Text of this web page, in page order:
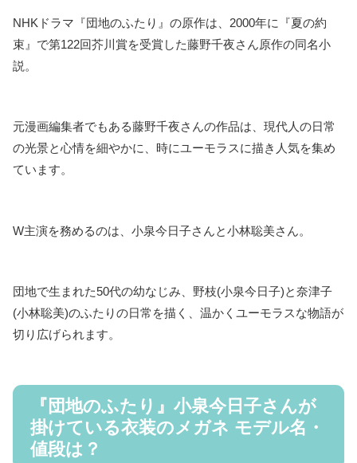
NHKドラマ『団地のふたり』の原作は、2000年に『夏の約
束』で第122回芥川賞を受賞した藤野千夜さん原作の同名小
説。
元漫画編集者でもある藤野千夜さんの作品は、現代人の日常
の光景と心情を細やかに、時にユーモラスに描き人気を集め
ています。
W主演を務めるのは、小泉今日子さんと小林聡美さん。
団地で生まれた50代の幼なじみ、野枝(小泉今日子)と奈津子
(小林聡美)のふたりの日常を描く、温かくユーモラスな物語が
切り広げられます。
『団地のふたり』小泉今日子さんが
掛けている衣装のメガネ モデル名・
値段は？